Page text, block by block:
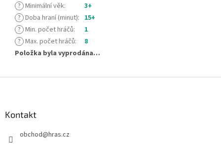
? Minimální věk:
3+
? Doba hraní (minut): 15+
? Min. počet hráčů:
1
? Max. počet hráčů:
8
Položka byla vyprodána…
Kontakt
obchod@hras.cz